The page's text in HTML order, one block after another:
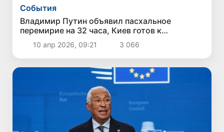
Cобытия
Владимир Путин объявил пасхальное
перемирие на 32 часа, Киев готов к
зеркальному ответу
10 апр 2026, 09:21 3 066